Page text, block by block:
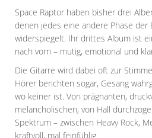
Space Raptor haben bisher drei
denen jedes eine andere Phase der
widerspiegelt. Ihr drittes Album ist
nach vorn – mutig, emotional und
Die Gitarre wird dabei oft zur
Hörer berichten sogar, Gesang
wo keiner ist. Von prägnanten,
melancholischen, von Hall
Spektrum – zwischen Heavy Rock,
kraftvoll, mal feinfühlig.